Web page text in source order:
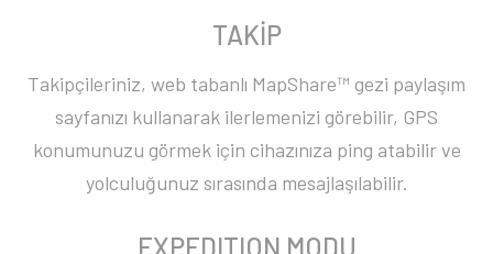
TAKİP
Takipçileriniz, web tabanlı MapShare™ gezi paylaşım
sayfanızı kullanarak ilerlemenizi görebilir, GPS
konumunuzu görmek için cihazınıza ping atabilir ve
yolculuğunuz sırasında mesajlaşılabilir.
EXPEDITION MODU